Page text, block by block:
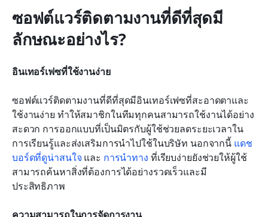
ซอฟต์แวร์ติดตามงานที่ดีที่สุดมี
ลักษณะอย่างไร?
อินเทอร์เฟซที่ใช้งานง่าย
ซอฟต์แวร์ติดตามงานที่ดีที่สุดมีอินเทอร์เฟซที่สะอาดตาและ
ใช้งานง่าย ทำให้สมาชิกในทีมทุกคนสามารถใช้งานได้อย่าง
สะดวก การออกแบบที่เป็นมิตรกับผู้ใช้ช่วยลดระยะเวลาใน
การเรียนรู้และส่งเสริมการนำไปใช้ในบริษัท นอกจากนี้ แดช
บอร์ดที่ดูน่าสนใจ และ การนำทาง ที่เรียบง่ายยังช่วยให้ผู้ใช้
สามารถค้นหาสิ่งที่ต้องการได้อย่างรวดเร็วและมี
ประสิทธิภาพ
ความสามารถในการจัดการงาน